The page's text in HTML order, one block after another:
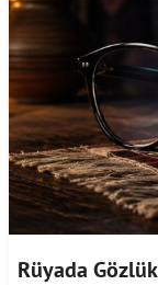
Rüyada